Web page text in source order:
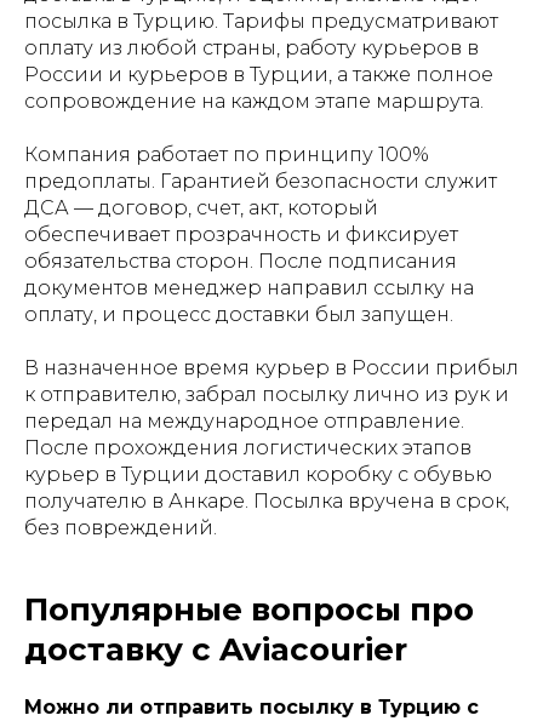
посылка в Турцию. Тарифы предусматривают
оплату из любой страны, работу курьеров в
России и курьеров в Турции, а также полное
сопровождение на каждом этапе маршрута.
Компания работает по принципу 100%
предоплаты. Гарантией безопасности служит
ДСА — договор, счет, акт, который
обеспечивает прозрачность и фиксирует
обязательства сторон. После подписания
документов менеджер направил ссылку на
оплату, и процесс доставки был запущен.
В назначенное время курьер в России прибыл
к отправителю, забрал посылку лично из рук и
передал на международное отправление.
После прохождения логистических этапов
курьер в Турции доставил коробку с обувью
получателю в Анкаре. Посылка вручена в срок,
без повреждений.
Популярные вопросы про
доставку с Aviacourier
Можно ли отправить посылку в Турцию с